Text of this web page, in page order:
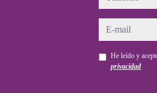
e-mail
He leído y
privacidad